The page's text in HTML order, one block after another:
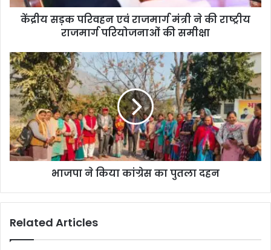
केंद्रीय सड़क परिवहन एवं राजमार्ग मंत्री ने की राष्ट्रीय
राजमार्ग परियोजनाओं की समीक्षा
भाजपा ने किया कांग्रेस का पुतला दहन
Related Articles